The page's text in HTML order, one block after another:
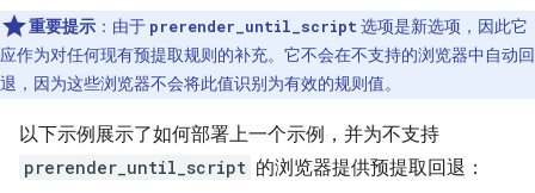
重要提示 ：由于 prerender_until_script 选项是新选项，因此它
应作为对任何现有预提取规则的补充。它不会在不支持的浏览器中自动回
退，因为这些浏览器不会将此值识别为有效的规则值。
以下示例展示了如何部署上一个示例，并为不支持
prerender_until_script 的浏览器提供预提取回退：